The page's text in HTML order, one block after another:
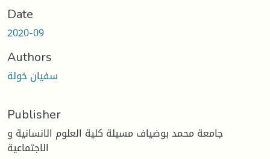
Date
2020-09
Authors
سفيان خولة
Publisher
جامعة محمد بوضياف مسيلة كلية العلوم الانسانية و
الاجتماعية